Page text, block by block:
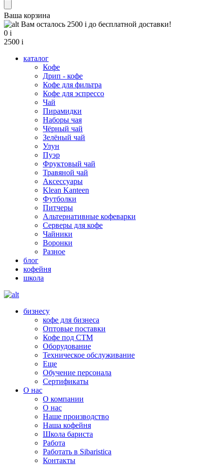
Ваша корзина
Вам осталось 2500 i до бесплатной доставки!
0 i
2500 i
каталог
Кофе
Дрип - кофе
Кофе для фильтра
Кофе для эспрессо
Чай
Пирамидки
Наборы чая
Чёрный чай
Зелёный чай
Улун
Пуэр
Фруктовый чай
Травяной чай
Аксессуары
Klean Kanteen
Футболки
Питчеры
Альтернативные кофеварки
Серверы для кофе
Чайники
Воронки
Разное
блог
кофейня
школа
бизнесу
кофе для бизнеса
Оптовые поставки
Кофе под СТМ
Оборудование
Техническое обслуживание
Еще
Обучение персонала
Сертификаты
О нас
O компании
О нас
Наше производство
Наша кофейня
Школа бариста
Работа
Работать в Sibaristica
Контакты